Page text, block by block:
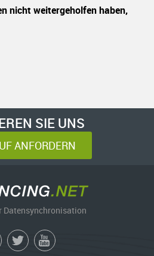
nicht weitergeholfen haben,
SIE UNS
ANFORDERN
Datensynchronisation